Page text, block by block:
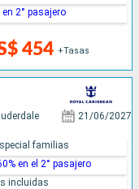
454 +Tasas
en 2° pasajero
21/06/2027
familias
en el 2° pasajero
incluidas